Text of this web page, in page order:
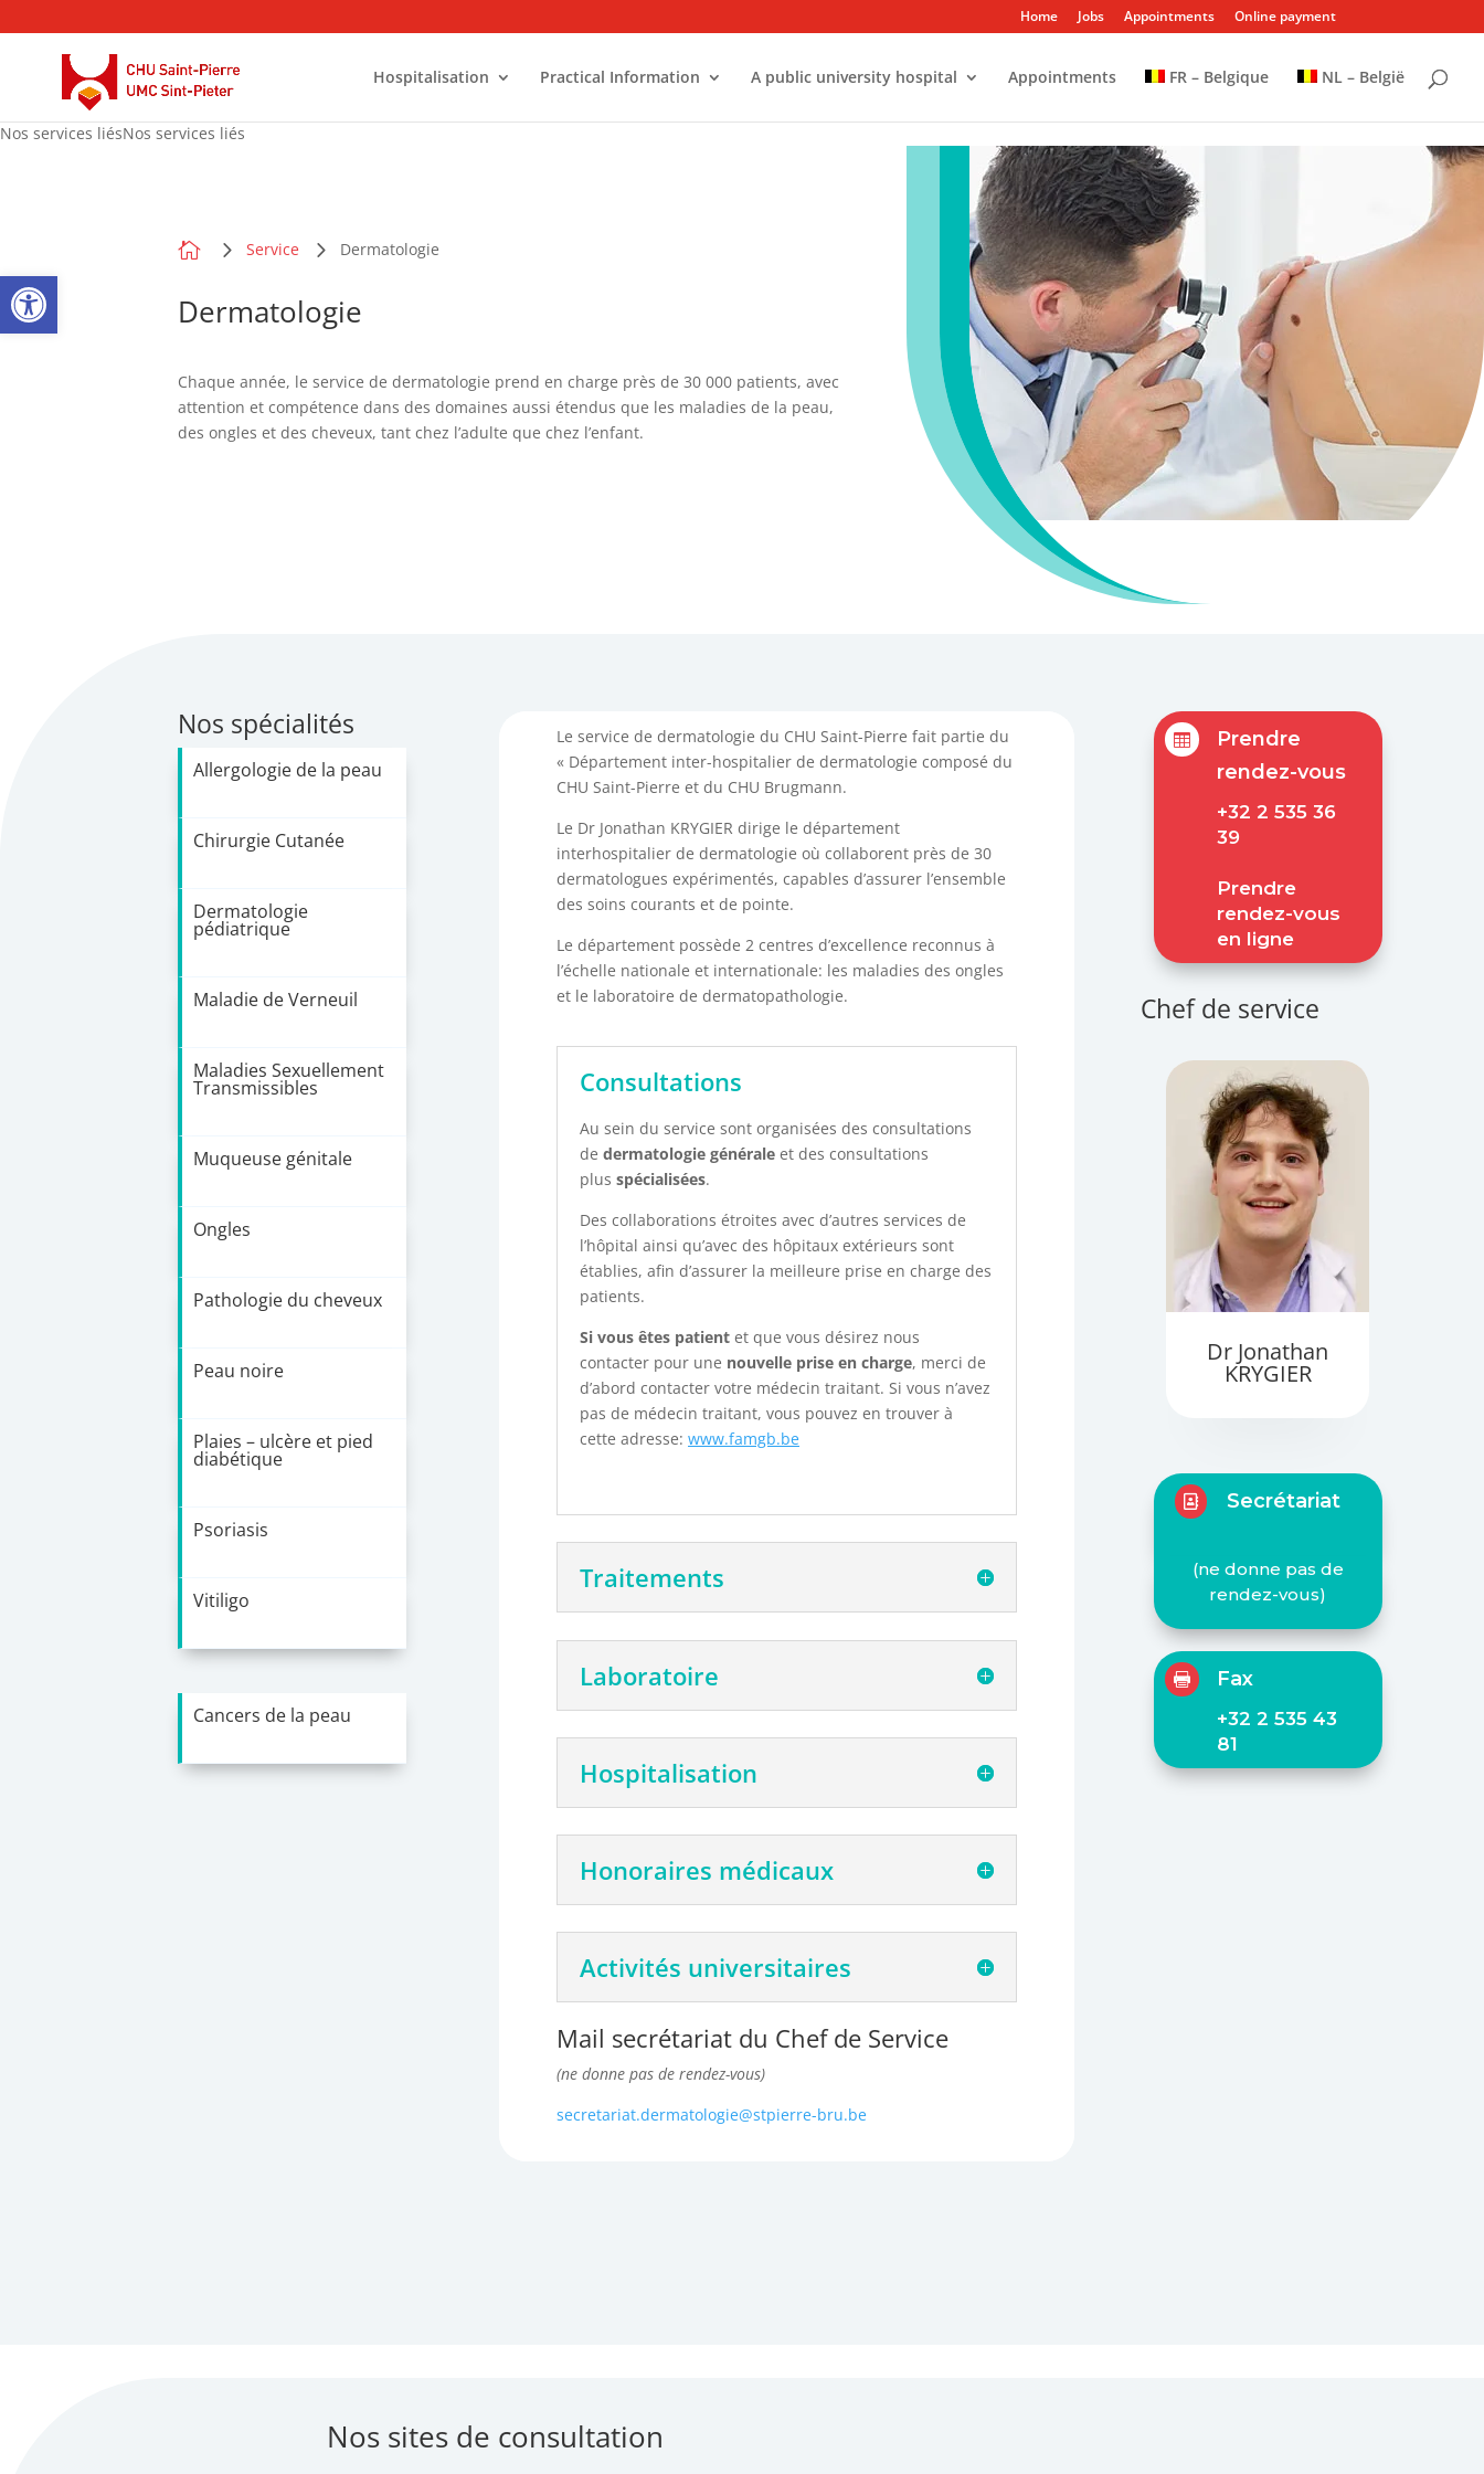
Open toolbar
Home Jobs Appointments Online payment
Hospitalisation Practical Information A public university hospital Appointments FR – Belgique NL – België
Nos services liésNos services liés
 Service Dermatologie
Dermatologie
Chaque année, le service de dermatologie prend en charge près de 30 000 patients, avec
attention et compétence dans des domaines aussi étendus que les maladies de la peau,
des ongles et des cheveux, tant chez l’adulte que chez l’enfant.
Nos spécialités
Allergologie de la peau
Chirurgie Cutanée
Dermatologie
pédiatrique
Maladie de Verneuil
Maladies Sexuellement
Transmissibles
Muqueuse génitale
Ongles
Pathologie du cheveux
Peau noire
Plaies – ulcère et pied
diabétique
Psoriasis
Vitiligo
Cancers de la peau
Le service de dermatologie du CHU Saint-Pierre fait partie du
« Département inter-hospitalier de dermatologie composé du
CHU Saint-Pierre et du CHU Brugmann.
Le Dr Jonathan KRYGIER dirige le département
interhospitalier de dermatologie où collaborent près de 30
dermatologues expérimentés, capables d’assurer l’ensemble
des soins courants et de pointe.
Le département possède 2 centres d’excellence reconnus à
l’échelle nationale et internationale: les maladies des ongles
et le laboratoire de dermatopathologie.
Consultations
Au sein du service sont organisées des consultations
de dermatologie générale et des consultations
plus spécialisées.
Des collaborations étroites avec d’autres services de
l’hôpital ainsi qu’avec des hôpitaux extérieurs sont
établies, afin d’assurer la meilleure prise en charge des
patients.
Si vous êtes patient et que vous désirez nous
contacter pour une nouvelle prise en charge, merci de
d’abord contacter votre médecin traitant. Si vous n’avez
pas de médecin traitant, vous pouvez en trouver à
cette adresse:www.famgb.be
Traitements
Laboratoire
Hospitalisation
Honoraires médicaux
Activités universitaires
Mail secrétariat du Chef de Service
(ne donne pas de rendez-vous)
secretariat.dermatologie@stpierre-bru.be

Prendre
rendez-vous
+32 2 535 36
39
Prendre
rendez-vous
en ligne
Chef de service
Dr Jonathan
KRYGIER
 Secrétariat
(ne donne pas de
rendez-vous)
 Fax
+32 2 535 43
81
Nos sites de consultation